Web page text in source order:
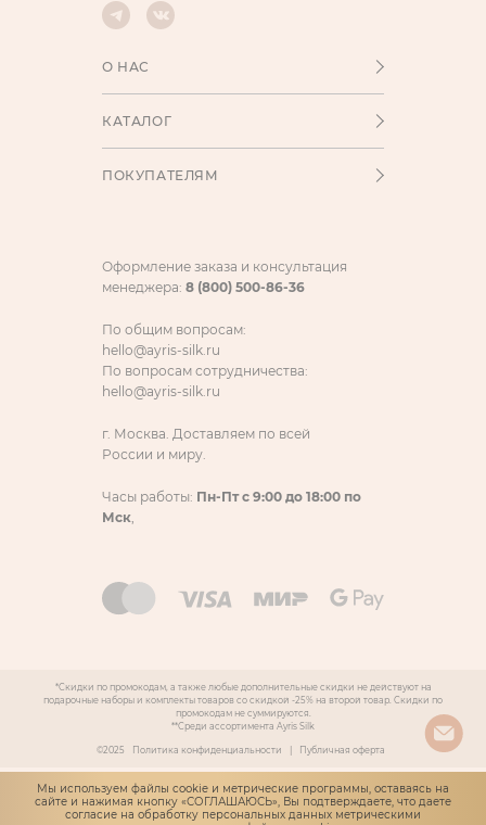
О НАС
КАТАЛОГ
ПОКУПАТЕЛЯМ
Оформление заказа и консультация
менеджера: 8 (800) 500-86-36
По общим вопросам:
hello@ayris-silk.ru
По вопросам сотрудничества:
hello@ayris-silk.ru
г. Москва. Доставляем по всей
России и миру.
Часы работы: Пн-Пт с 9:00 до 18:00 по
Мск,
*Скидки по промокодам, а также любые дополнительные скидки не действуют на
подарочные наборы и комплекты товаров со скидкой -25% на второй товар. Скидки по
промокодам не суммируются.
**Среди ассортимента Ayris Silk
©2025 Политика конфиденциальности Публичная оферта
Мы используем файлы cookie и метрические программы, оставаясь на
сайте и нажимая кнопку «СОГЛАШАЮСЬ», Вы подтверждаете, что даете
согласие на обработку персональных данных метрическими